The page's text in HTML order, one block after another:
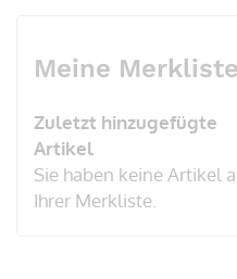
Meine Merkliste
Zuletzt hinzugefügte
Artikel
Sie haben keine Artikel
Ihrer Merkliste.